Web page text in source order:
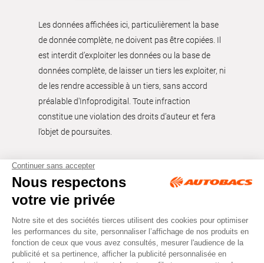
Les données affichées ici, particulièrement la base
de donnée complète, ne doivent pas être copiées. Il
est interdit d’exploiter les données ou la base de
données complète, de laisser un tiers les exploiter, ni
de les rendre accessible à un tiers, sans accord
préalable d'Infoprodigital. Toute infraction
constitue une violation des droits d’auteur et fera
l’objet de poursuites.
Tous droits réservés © Autobacs